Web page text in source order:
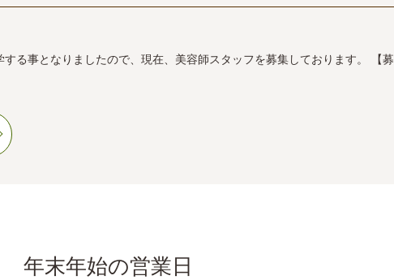
る事となりましたので、現在、美容師スタッフを募集しております。 【募
年末年始の営業日